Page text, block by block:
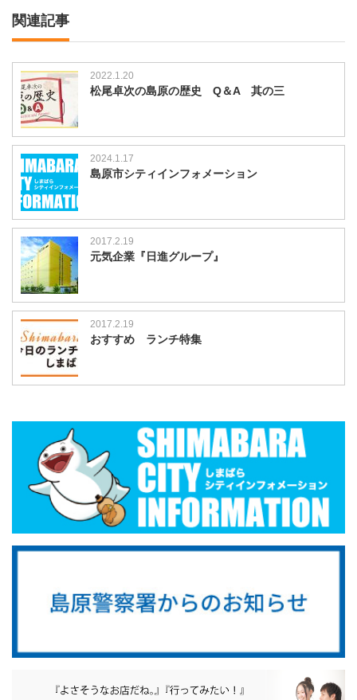
関連記事
2022.1.20
松尾卓次の島原の歴史 Q＆A 其の三
2024.1.17
島原市シティインフォメーション
2017.2.19
元気企業『日進グループ』
2017.2.19
おすすめ ランチ特集